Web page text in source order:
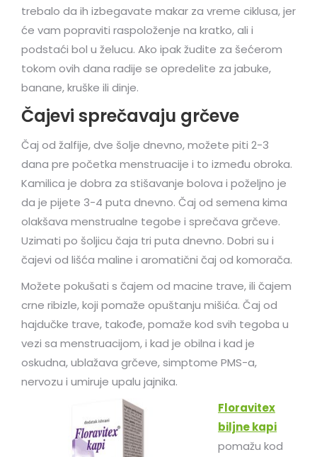
trebalo da ih izbegavate makar za vreme ciklusa, jer
će vam popraviti raspoloženje na kratko, ali i
podstaći bol u želucu. Ako ipak žudite za šećerom
tokom ovih dana radije se opredelite za jabuke,
banane, kruške ili dinje.
Čajevi sprečavaju grčeve
Čaj od žalfije, dve šolje dnevno, možete piti 2-3
dana pre početka menstruacije i to između obroka.
Kamilica je dobra za stišavanje bolova i poželjno je
da je pijete 3-4 puta dnevno. Čaj od semena kima
olakšava menstrualne tegobe i sprečava grčeve.
Uzimati po šoljicu čaja tri puta dnevno. Dobri su i
čajevi od lišća maline i aromatični čaj od komorača.
Možete pokušati s čajem od macine trave, ili čajem
crne ribizle, koji pomaže opuštanju mišića. Čaj od
hajdučke trave, takođe, pomaže kod svih tegoba u
vezi sa menstruacijom, i kad je obilna i kad je
oskudna, ublažava grčeve, simptome PMS-a,
nervozu i umiruje upalu jajnika.
Floravitex
biljne kapi
pomažu kod